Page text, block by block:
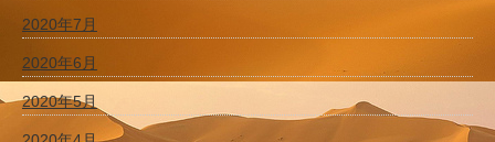
2020年7月
2020年6月
2020年5月